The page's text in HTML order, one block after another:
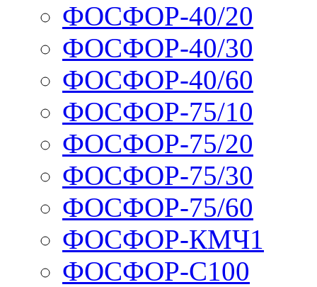
ФОСФОР-40/20
ФОСФОР-40/30
ФОСФОР-40/60
ФОСФОР-75/10
ФОСФОР-75/20
ФОСФОР-75/30
ФОСФОР-75/60
ФОСФОР-КМЧ1
ФОСФОР-С100